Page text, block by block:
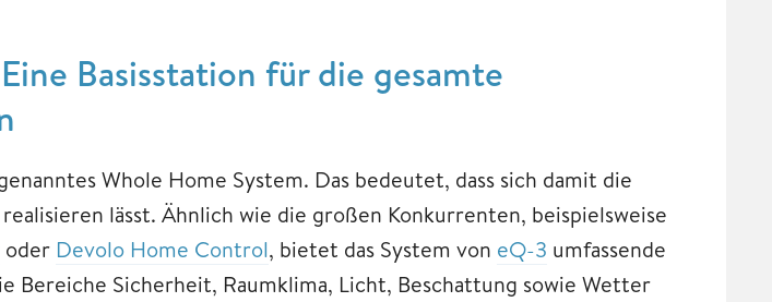
Basisstation für die gesamte
Whole Home System. Das bedeutet, dass sich damit die
lässt. Ähnlich wie die großen Konkurrenten, beispielsweise
oder Devolo Home Control, bietet das System von eQ-3 umfassende
Bereiche Sicherheit, Raumklima, Licht, Beschattung sowie Wetter